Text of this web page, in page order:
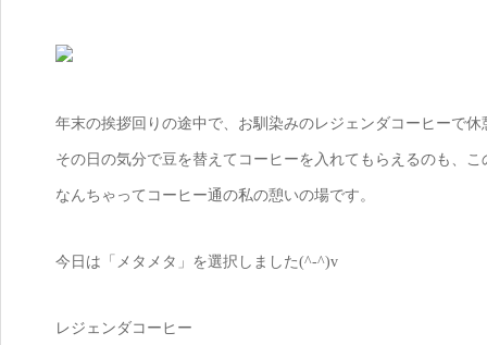
年末の挨拶回りの途中で、お馴染みのレジェンダコーヒーで
その日の気分で豆を替えてコーヒーを入れてもらえるのも、
なんちゃってコーヒー通の私の憩いの場です。
今日は「メタメタ」を選択しました(^-^)v
レジェンダコーヒー